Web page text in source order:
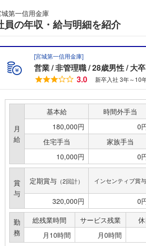
第一信用金庫
員の年収・給与明細を紹介
[宮城第一信用金庫]
営業 非管理職 28歳男性 大卒
3.0
新卒入社 3年～10
月
給
基本給 時間外手当
180,000円
0
住宅手当
家族手当
10,000円
0
賞
与
定期賞与 （2回計） インセンティブ賞与
320,000円
0
勤
務
総残業時間 サービス残業
月10時間
月0時間